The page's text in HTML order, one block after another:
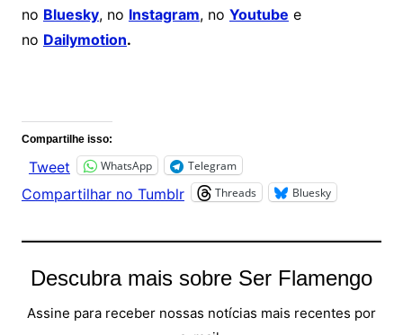
no Bluesky, no Instagram, no Youtube e
no Dailymotion.
Compartilhe isso:
Tweet WhatsApp Telegram
Compartilhar no Tumblr Threads Bluesky
Descubra mais sobre Ser Flamengo
Assine para receber nossas notícias mais recentes por